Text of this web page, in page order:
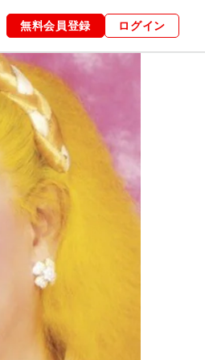
編集部 お知らせ
無料会員登録 ログイン